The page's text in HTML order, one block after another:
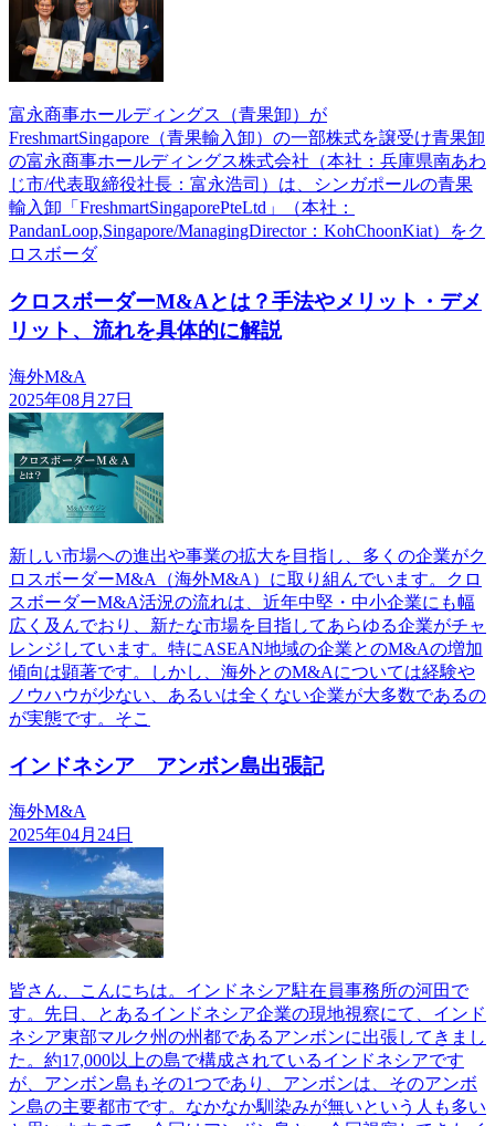
富永商事ホールディングス（青果卸）が
FreshmartSingapore（青果輸入卸）の一部株式を譲受け青果卸
の富永商事ホールディングス株式会社（本社：兵庫県南あわ
じ市/代表取締役社長：富永浩司）は、シンガポールの青果
輸入卸「FreshmartSingaporePteLtd」（本社：
PandanLoop,Singapore/ManagingDirector：KohChoonKiat）をク
ロスボーダ
クロスボーダーM&Aとは？手法やメリット・デメ
リット、流れを具体的に解説
海外M&A
2025年08月27日
新しい市場への進出や事業の拡大を目指し、多くの企業がク
ロスボーダーM&A（海外M&A）に取り組んでいます。クロ
スボーダーM&A活況の流れは、近年中堅・中小企業にも幅
広く及んでおり、新たな市場を目指してあらゆる企業がチャ
レンジしています。特にASEAN地域の企業とのM&Aの増加
傾向は顕著です。しかし、海外とのM&Aについては経験や
ノウハウが少ない、あるいは全くない企業が大多数であるの
が実態です。そこ
インドネシア アンボン島出張記
海外M&A
2025年04月24日
皆さん、こんにちは。インドネシア駐在員事務所の河田で
す。先日、とあるインドネシア企業の現地視察にて、インド
ネシア東部マルク州の州都であるアンボンに出張してきまし
た。約17,000以上の島で構成されているインドネシアです
が、アンボン島もその1つであり、アンボンは、そのアンボ
ン島の主要都市です。なかなか馴染みが無いという人も多い